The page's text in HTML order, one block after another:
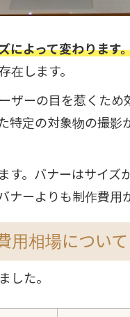
によって変わります
在します。
ザーの目を惹くた
特定の対象物の撮影
す。バナーはサイズ
ーよりも制作費用
用相場について
した。